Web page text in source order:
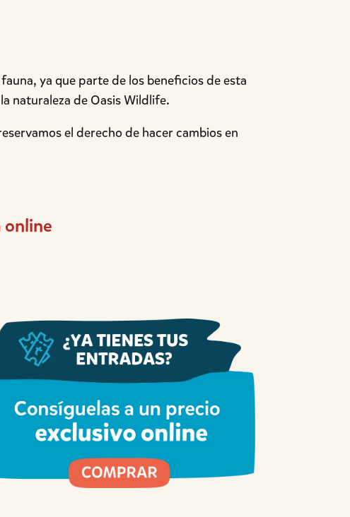
ya que parte de los beneficios de esta
naturaleza de Oasis Wildlife.
el derecho de hacer cambios en